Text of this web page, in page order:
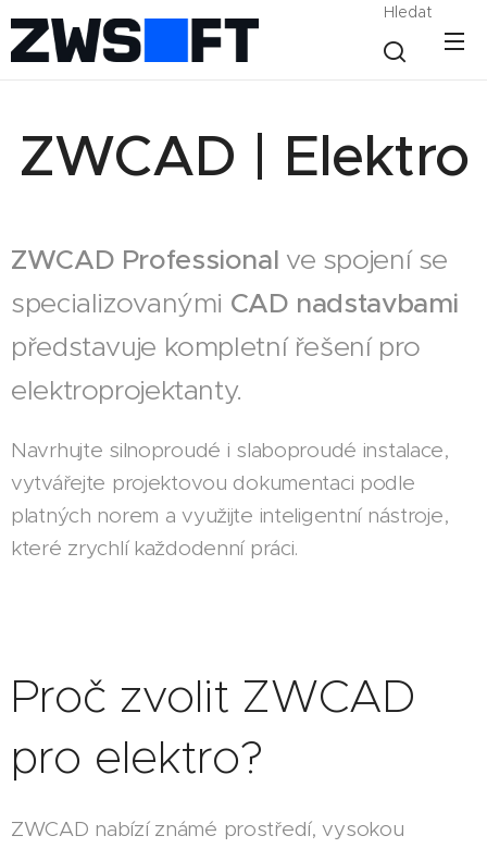
Hledat
ZWCAD | Elektro
ZWCAD Professional ve spojení se
specializovanými CAD nadstavbami
představuje kompletní řešení pro
elektroprojektanty.
Navrhujte silnoproudé i slaboproudé instalace,
vytvářejte projektovou dokumentaci podle
platných norem a využijte inteligentní nástroje,
které zrychlí každodenní práci.
Proč zvolit ZWCAD
pro elektro?
ZWCAD nabízí známé prostředí, vysokou